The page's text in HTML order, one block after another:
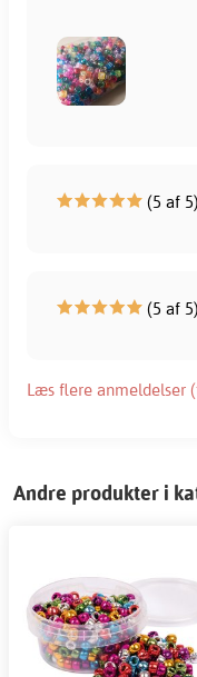
(5 af
(5 af
Læs flere anmeldelser
Andre produkter i